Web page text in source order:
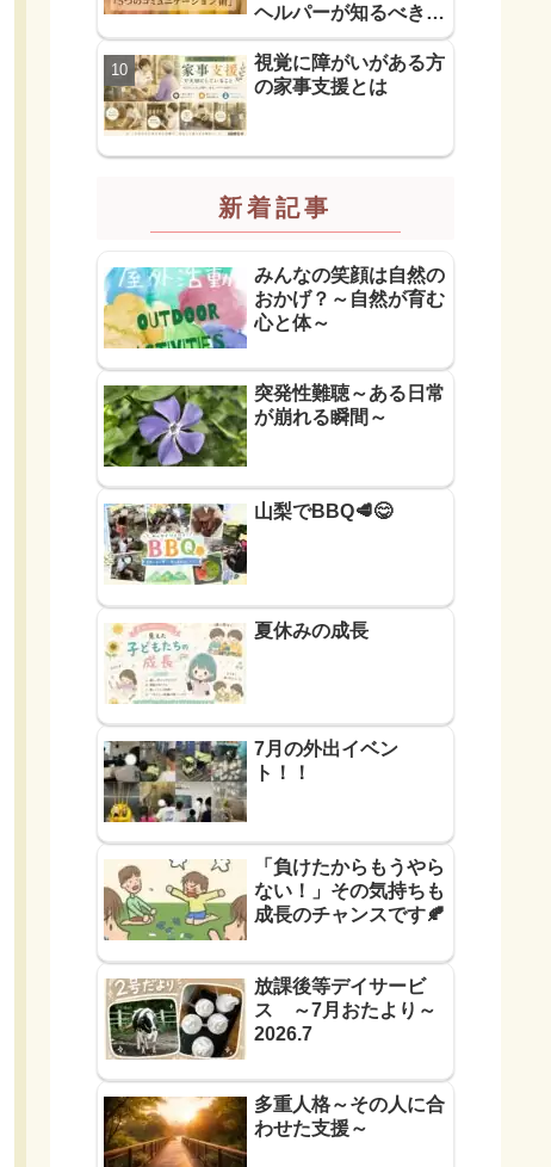
ヘルパーが知るべき
「信頼に必要なコミュ
力５つ」~
視覚に障がいがある方
の家事支援とは
新着記事
みんなの笑顔は自然の
おかげ？～自然が育む
心と体～
突発性難聴～ある日常
が崩れる瞬間～
山梨でBBQ🥩😋
夏休みの成長
7月の外出イベン
ト！！
「負けたからもうやら
ない！」その気持ちも
成長のチャンスです🍂
放課後等デイサービ
ス ～7月おたより～
2026.7
多重人格～その人に合
わせた支援～